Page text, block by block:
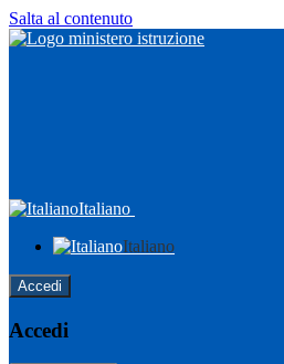
Salta al contenuto
Italiano
Italiano
Accedi
Accedi